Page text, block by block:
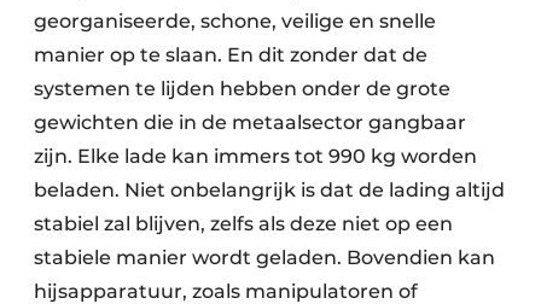
georganiseerde, schone, veilige en snelle
manier op te slaan. En dit zonder dat de
systemen te lijden hebben onder de grote
gewichten die in de metaalsector gangbaar
zijn. Elke lade kan immers tot 990 kg worden
beladen. Niet onbelangrijk is dat de lading altijd
stabiel zal blijven, zelfs als deze niet op een
stabiele manier wordt geladen. Bovendien kan
hijsapparatuur, zoals manipulatoren of